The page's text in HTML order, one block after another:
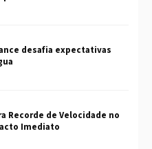
desafia expectativas
Recorde de Velocidade no
Imediato